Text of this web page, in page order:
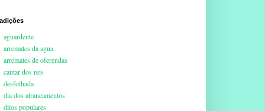
aguardente
arremates da agua
arremates de oferendas
cantar dos reis
desfolhada
dia dos atrancamentos
ditos populares